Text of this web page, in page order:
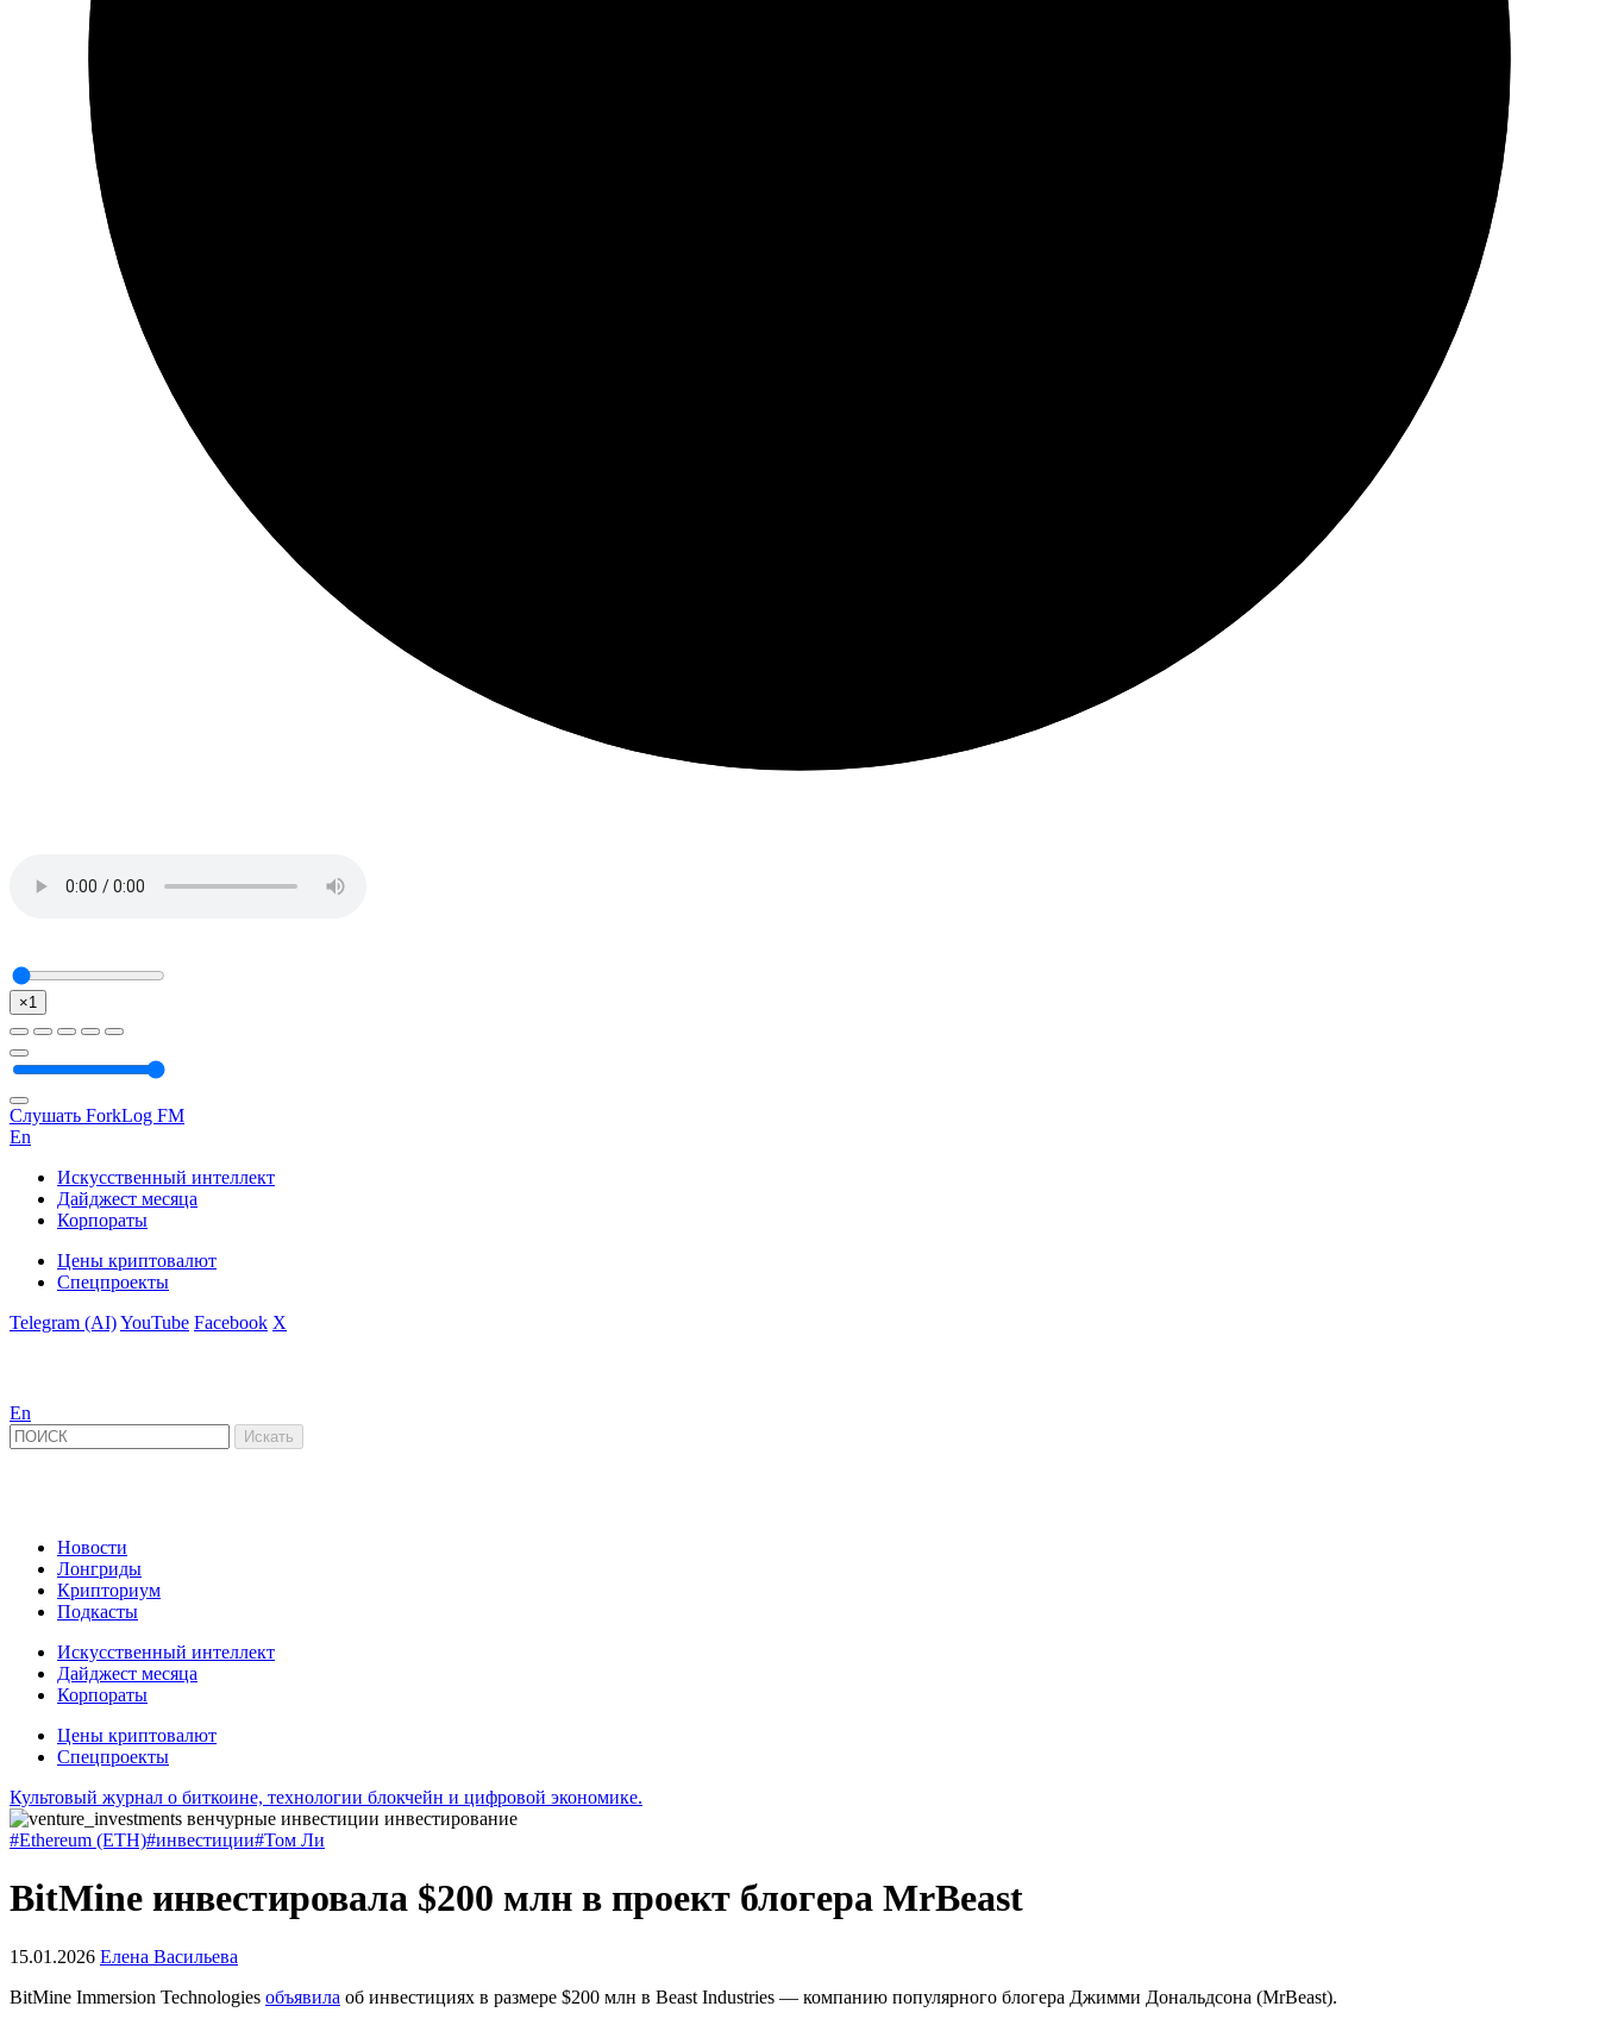
×1
Слушать ForkLog FM
En
Искусственный интеллект
Дайджест месяца
Корпораты
Цены криптовалют
Спецпроекты
Telegram (AI)YouTube Facebook X
En
Новости
Лонгриды
Крипториум
Подкасты
Искусственный интеллект
Дайджест месяца
Корпораты
Цены криптовалют
Спецпроекты
Культовый журнал о биткоине, технологии блокчейн и цифровой экономике.
#Ethereum (ETH)#инвестиции#Том Ли
BitMine инвестировала $200 млн в проект блогера MrBeast
15.01.2026 Елена Васильева
BitMine Immersion Technologies объявила об инвестициях в размере $200 млн в Beast Industries — компанию популярного блогера Джимми Дональдсона (MrBeast).